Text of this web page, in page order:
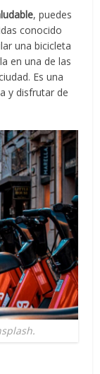
, puedes
conocido
una bicicleta
en una de las
Es una
y disfrutar de